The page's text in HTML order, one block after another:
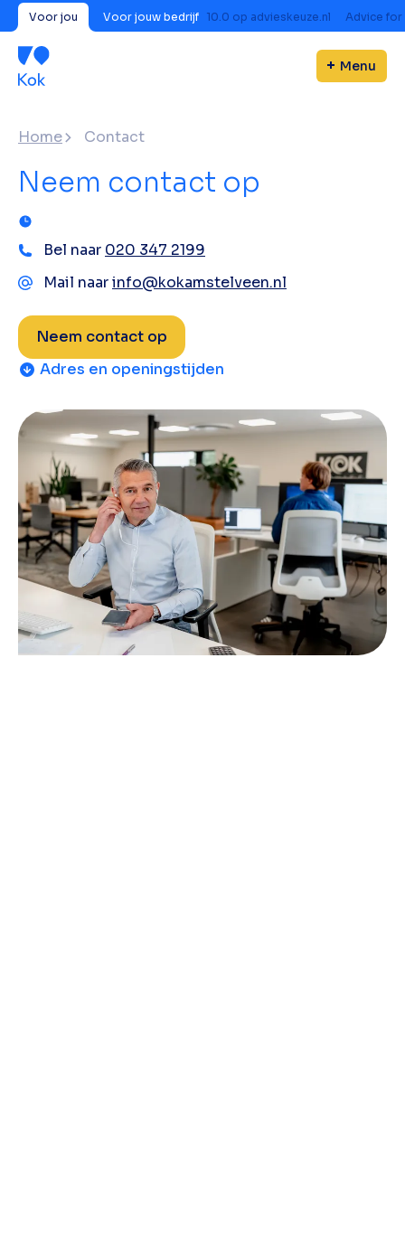
Voor jou Voor jouw bedrijf 10.0 op advieskeuze.nl Advice for
Menu
Home Contact
Neem contact op
Bel naar 020 347 2199
Mail naarinfo@kokamstelveen.nl
Neem contact op
Adres en openingstijden